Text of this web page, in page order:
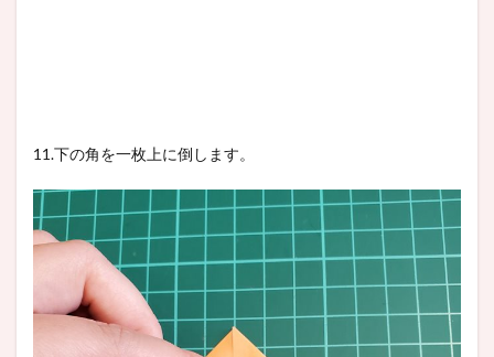
11.下の角を一枚上に倒します。